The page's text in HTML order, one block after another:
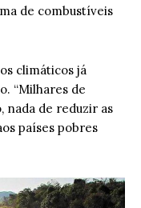
de combustíveis
climáticos já
“Milhares de
nada de reduzir as
países pobres